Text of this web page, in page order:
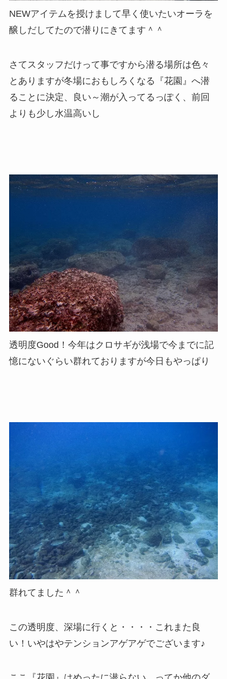
NEWアイテムを授けまして早く使いたいオーラを
醸しだしてたので潜りにきてます＾＾
さてスタッフだけって事ですから潜る場所は色々
とありますが冬場におもしろくなる『花園』へ潜
ることに決定、良い～潮が入ってるっぽく、前回
よりも少し水温高いし
透明度Good！今年はクロサギが浅場で今までに記
憶にないぐらい群れておりますが今日もやっぱり
群れてました＾＾
この透明度、深場に行くと・・・・これまた良
い！いやはやテンションアゲアゲでございます♪